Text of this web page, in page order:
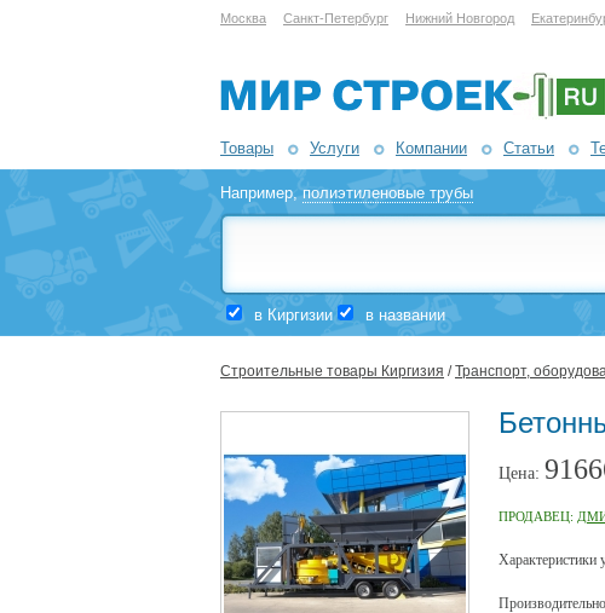
Москва Санкт-Петербург Нижний Новгород
Товары Услуги Компании Статьи
Например,полиэтиленовые трубы
в Киргизии в названии
Строительные товары Киргизия /Транспорт,
Цена:
ПРОДАВЕЦ:
Характеристики